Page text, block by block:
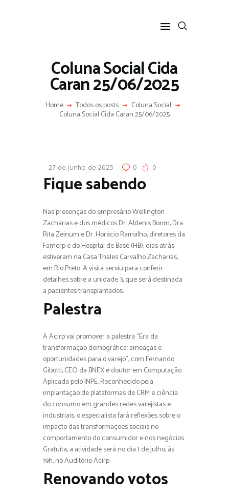
Coluna Social Cida
Caran 25/06/2025
Home Todos os posts Coluna Social
Coluna Social Cida Caran 25/06/2025
HOME
SOBRE
27 de junho de 2025 0 0
Fique sabendo
Nas presenças do empresário Wellington
Zacharias e dos médicos Dr. Aldenis Borim, Dra.
Rita Zeinum e Dr. Horácio Ramalho, diretores da
Famerp e do Hospital de Base (HB), dias atrás
estiveram na Casa Thales Carvalho Zacharias,
em Rio Preto. A visita serviu para conferir
detalhes sobre a unidade 3, que será destinada
a pacientes transplantados.
Palestra
A Acirp vai promover a palestra “Era da
transformação demográfica: ameaças e
oportunidades para o varejo”, com Fernando
Gibotti, CEO da BNEX e doutor em Computação
Aplicada pelo INPE. Reconhecido pela
implantação de plataformas de CRM e ciência
do consumo em grandes redes varejistas e
industriais, o especialista fará reflexões sobre o
impacto das transformações sociais no
comportamento do consumidor e nos negócios.
Gratuita, a atividade será no dia 1 de julho, às
19h, no Auditório Acirp.
Renovando votos